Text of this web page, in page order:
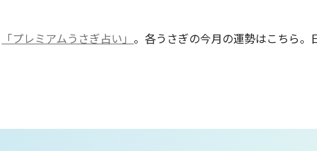
「プレミアムうさぎ占い」 。各うさぎの今月の運勢はこちら